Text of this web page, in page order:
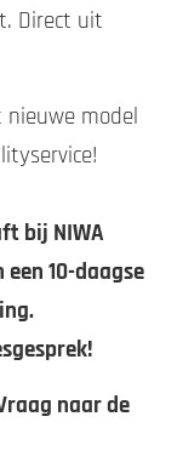
Direct uit
nieuwe model
bij NIWA
10-daagse
naar de